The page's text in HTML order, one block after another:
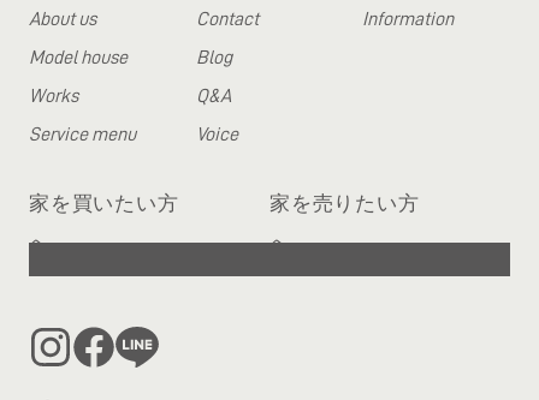
About us
Model house
Works
Service menu
Contact
Blog
Q&A
Voice
Information
家を買いたい方
へ
家を売りたい方
へ